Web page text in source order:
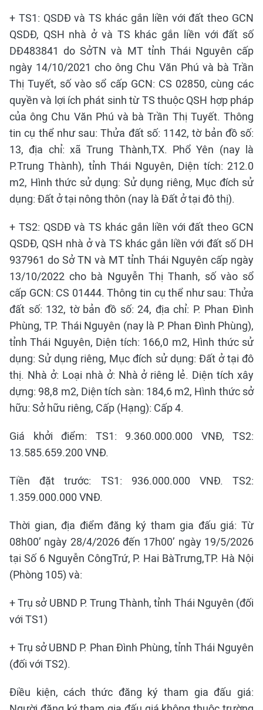
+ TS1: QSDĐ và TS khác gắn liền với đất theo GCN
QSDĐ, QSH nhà ở và TS khác gắn liền với đất số
DĐ483841 do SởTN và MT tỉnh Thái Nguyên cấp
ngày 14/10/2021 cho ông Chu Văn Phú và bà Trần
Thị Tuyết, số vào sổ cấp GCN: CS 02850, cùng các
quyền và lợi ích phát sinh từ TS thuộc QSH hợp pháp
của ông Chu Văn Phú và bà Trần Thị Tuyết. Thông
tin cụ thể như sau: Thửa đất số: 1142, tờ bản đồ số:
13, địa chỉ: xã Trung Thành,TX. Phổ Yên (nay là
P.Trung Thành), tỉnh Thái Nguyên, Diện tích: 212.0
m2, Hình thức sử dụng: Sử dụng riêng, Mục đích sử
dụng: Đất ở tại nông thôn (nay là Đất ở tại đô thị).
+ TS2: QSDĐ và TS khác gắn liền với đất theo GCN
QSDĐ, QSH nhà ở và TS khác gắn liền với đất số DH
937961 do Sở TN và MT tỉnh Thái Nguyên cấp ngày
13/10/2022 cho bà Nguyễn Thị Thanh, số vào sổ
cấp GCN: CS 01444. Thông tin cụ thể như sau: Thửa
đất số: 132, tờ bản đồ số: 24, địa chỉ: P. Phan Đình
Phùng, TP. Thái Nguyên (nay là P. Phan Đình Phùng),
tỉnh Thái Nguyên, Diện tích: 166,0 m2, Hình thức sử
dụng: Sử dụng riêng, Mục đích sử dụng: Đất ở tại đô
thị. Nhà ở: Loại nhà ở: Nhà ở riêng lẻ. Diện tích xây
dựng: 98,8 m2, Diện tích sàn: 184,6 m2, Hình thức sở
hữu: Sở hữu riêng, Cấp (Hạng): Cấp 4.
Giá khởi điểm: TS1: 9.360.000.000 VNĐ, TS2:
13.585.659.200 VNĐ.
Tiền đặt trước: TS1: 936.000.000 VNĐ. TS2:
1.359.000.000 VNĐ.
Thời gian, địa điểm đăng ký tham gia đấu giá: Từ
08h00’ ngày 28/4/2026 đến 17h00’ ngày 19/5/2026
tại Số 6 Nguyễn CôngTrứ, P. Hai BàTrưng,TP. Hà Nội
(Phòng 105) và:
+ Trụ sở UBND P. Trung Thành, tỉnh Thái Nguyên (đối
với TS1)
+ Trụ sở UBND P. Phan Đình Phùng, tỉnh Thái Nguyên
(đối với TS2).
Điều kiện, cách thức đăng ký tham gia đấu giá: